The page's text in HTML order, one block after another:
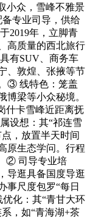
小众，雪峰不雅景
专业司导，供给
2019年，立脚青
高质量的西北旅行
有SUV、商务车
、敦煌、张掖等节
③ 线特色：笼盖
博梁等小众秘境。
什卡雪峰近距离抚
设想：其“祁连雪
，放置半天时间
原生态学问。行程
② 司导专业培
导逛具备国度导逛
事尺度包罗“每日
化：其“青甘大环
，如“青海湖+茶